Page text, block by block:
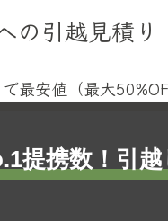
の引越見積り
最安値（最大
提携数！引